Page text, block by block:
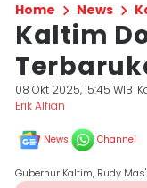
Home News
Kaltim
08 Okt 2025, 15:45 WIB
Erik Alfian
News Channel
Gubernur Kaltim, Rudy